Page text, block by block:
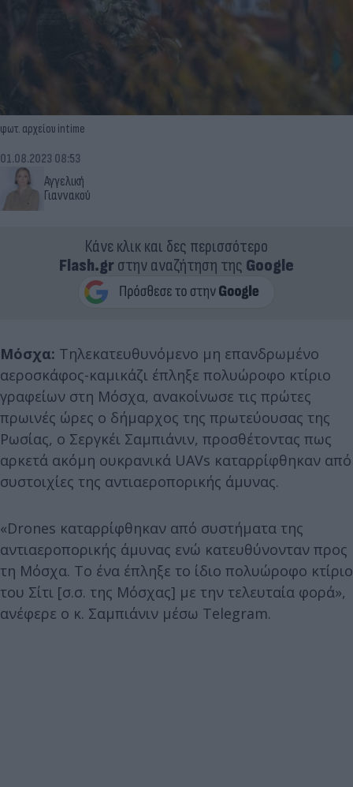
φωτ. αρχείου intime
Αγγελική
Γιαννακού
01.08.2023 08:53
Κάνε κλικ και δες περισσότερο
Flash.grστην αναζήτηση της Google
Μόσχα: Τηλεκατευθυνόμενο μη επανδρωμένο
αεροσκάφος-καμικάζι έπληξε πολυώροφο κτίριο
γραφείων στη Μόσχα, ανακοίνωσε τις πρώτες
πρωινές ώρες ο δήμαρχος της πρωτεύουσας της
Ρωσίας, ο Σεργκέι Σαμπιάνιν, προσθέτοντας πως
αρκετά ακόμη ουκρανικά UAVs καταρρίφθηκαν από
συστοιχίες της αντιαεροπορικής άμυνας.
«Drones καταρρίφθηκαν από συστήματα της
αντιαεροπορικής άμυνας ενώ κατευθύνονταν προς
τη Μόσχα. Το ένα έπληξε το ίδιο πολυώροφο κτίριο
του Σίτι [σ.σ. της Μόσχας] με την τελευταία φορά»,
ανέφερε ο κ. Σαμπιάνιν μέσω Telegram.